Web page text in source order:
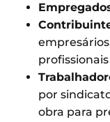
por
obra para